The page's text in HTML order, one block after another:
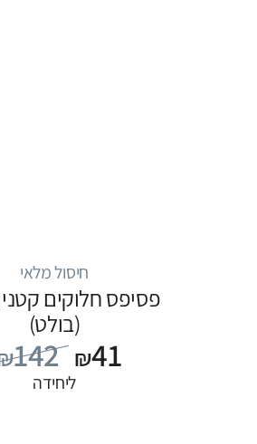
חיסול מלאי
פסיפס חלוקים
(בולט)
142 ₪41
ליחידה